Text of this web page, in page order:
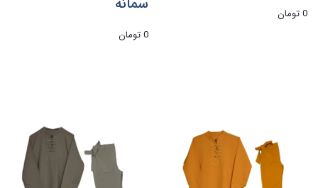
0 تومان
0 تومان